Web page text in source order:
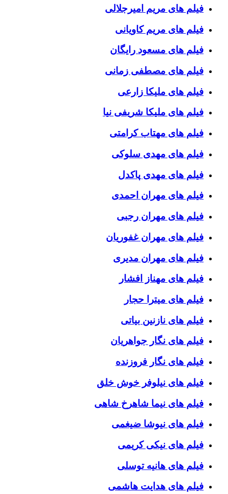
فیلم های مریم امیرجلالی
فیلم های مریم کاویانی
فیلم های مسعود رایگان
فیلم های مصطفی زمانی
فیلم های ملیکا زارعی
فیلم های ملیکا شریفی نیا
فیلم های مهتاب کرامتی
فیلم های مهدی سلوکی
فیلم های مهدی پاکدل
فیلم های مهران احمدی
فیلم های مهران رجبی
فیلم های مهران غفوریان
فیلم های مهران مدیری
فیلم های مهناز افشار
فیلم های میترا حجار
فیلم های نازنین بیاتی
فیلم های نگار جواهریان
فیلم های نگار فروزنده
فیلم های نیلوفر خوش خلق
فیلم های نیما شاهرخ شاهی
فیلم های نیوشا ضیغمی
فیلم های نیکی کریمی
فیلم های هانیه توسلی
فیلم های هدایت هاشمی